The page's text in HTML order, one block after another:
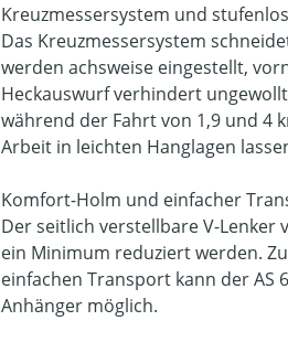
Kreuzmessersystem und
Das Kreuzmessersystem
werden achsweise eingestellt,
Heckauswurf verhindert
während der Fahrt von 1,9 und 4
Arbeit in leichten Hanglagen
Komfort-Holm und einfacher
Der seitlich verstellbare V-
ein Minimum reduziert werden.
einfachen Transport kann der AS
Anhänger möglich.